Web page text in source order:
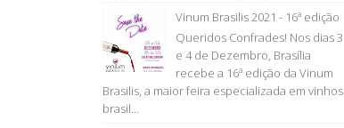
Vinum Brasilis 2021 - 16ª edição
Queridos Confrades! Nos dias 3
e 4 de Dezembro, Brasília
recebe a 16ª edição da Vinum
Brasilis, a maior feira especializada em vinhos
brasil...